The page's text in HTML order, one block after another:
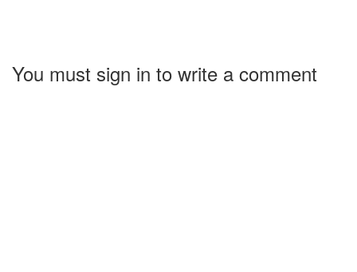
You must sign in to write a comment